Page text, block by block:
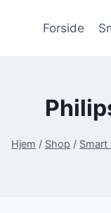
Forside
Hjem / Shop / Smart